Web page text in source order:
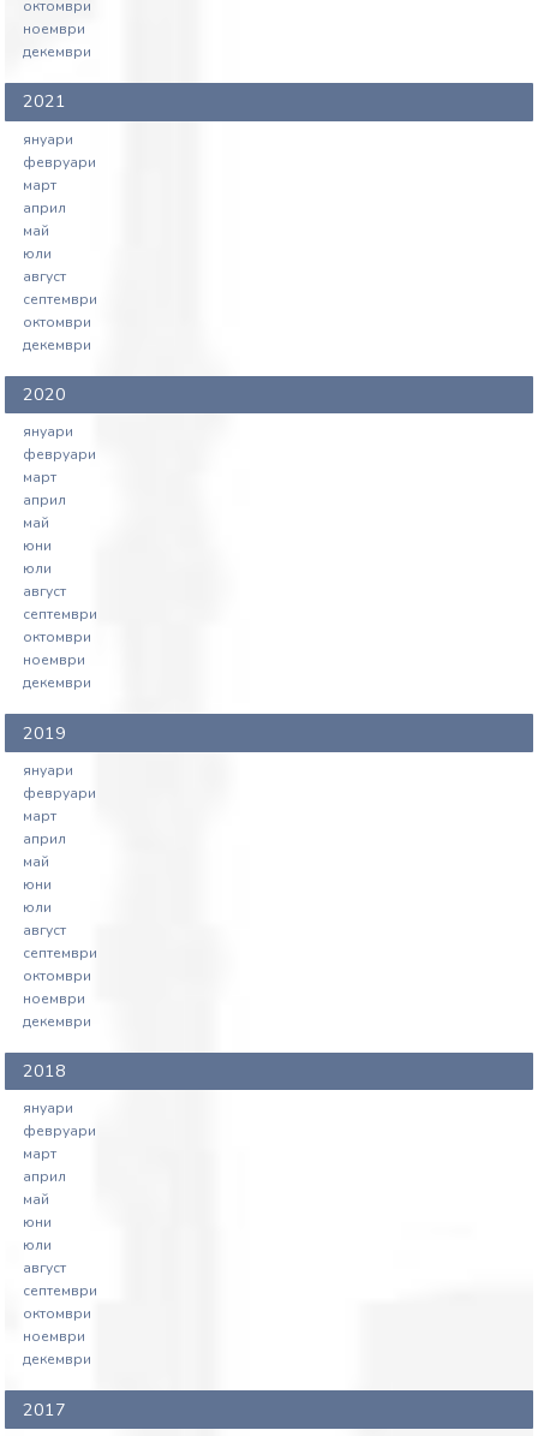
октомври
ноември
декември
2021
януари
февруари
март
април
май
юли
август
септември
октомври
декември
2020
януари
февруари
март
април
май
юни
юли
август
септември
октомври
ноември
декември
2019
януари
февруари
март
април
май
юни
юли
август
септември
октомври
ноември
декември
2018
януари
февруари
март
април
май
юни
юли
август
септември
октомври
ноември
декември
2017